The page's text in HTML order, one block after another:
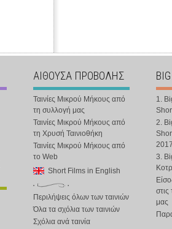
ΑΙΘΟΥΣΑ ΠΡΟΒΟΛΗΣ
Ταινίες Μικρού Μήκους από
τη συλλογή μας
Ταινίες Μικρού Μήκους από
τη Χρυσή Ταινιοθήκη
Ταινίες Μικρού Μήκους από
το Web
Short Films in English
Περιλήψεις όλων των ταινιών
Όλα τα σχόλια των ταινιών
Σχόλια ανά ταινία
1.
2.
3.
στις
μας